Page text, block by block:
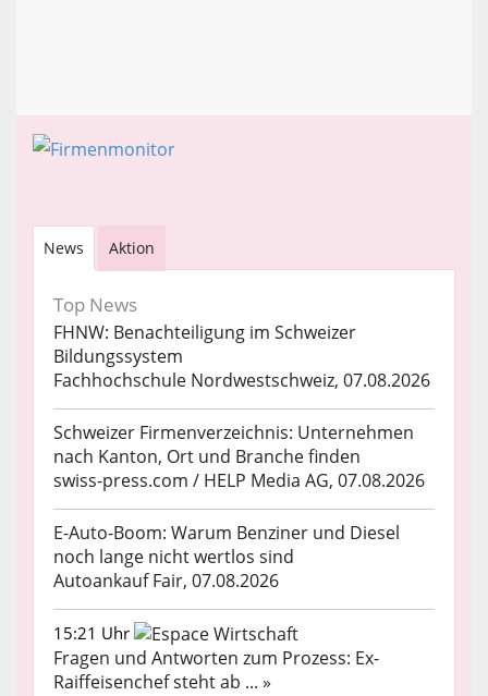
News Aktion
Top News
FHNW: Benachteiligung im Schweizer
Bildungssystem
Fachhochschule Nordwestschweiz, 07.08.2026
Schweizer Firmenverzeichnis: Unternehmen
nach Kanton, Ort und Branche finden
swiss-press.com / HELP Media AG, 07.08.2026
E-Auto-Boom: Warum Benziner und Diesel
noch lange nicht wertlos sind
Autoankauf Fair, 07.08.2026
15:21 Uhr
Fragen und Antworten zum Prozess: Ex-
Raiffeisenchef steht ab ... »